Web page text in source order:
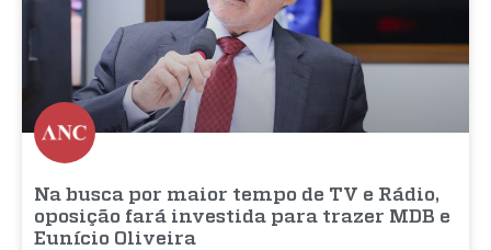
Na busca por maior tempo de TV e Rádio,
oposição fará investida para trazer MDB e
Eunício Oliveira